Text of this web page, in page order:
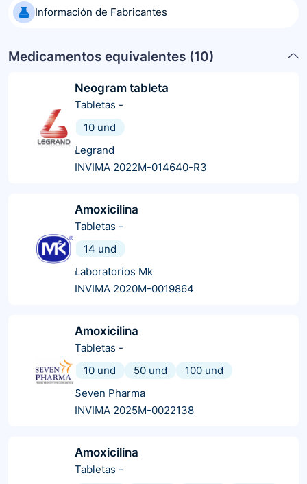
Información de Fabricantes
Medicamentos equivalentes (10)
Neogram tableta
Tabletas -
10 und
Legrand
INVIMA 2022M-014640-R3
Amoxicilina
Tabletas -
14 und
Laboratorios Mk
INVIMA 2020M-0019864
Amoxicilina
Tabletas -
10 und
50 und
100 und
Seven Pharma
INVIMA 2025M-0022138
Amoxicilina
Tabletas -